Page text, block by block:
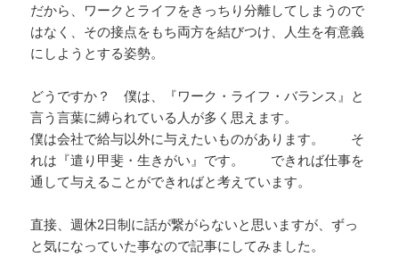
だから、ワークとライフをきっちり分離してしまうので
はなく、その接点をもち両方を結びつけ、人生を有意義
にしようとする姿勢。
どうですか？ 僕は、『ワーク・ライフ・バランス』と
言う言葉に縛られている人が多く思えます。
僕は会社で給与以外に与えたいものがあります。 そ
れは『遣り甲斐・生きがい』です。 できれば仕事を
通して与えることができればと考えています。
直接、週休2日制に話が繋がらないと思いますが、ずっ
と気になっていた事なので記事にしてみました。